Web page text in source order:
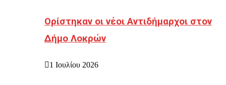
Ορίστηκαν οι νέοι Αντιδήμαρχοι στον
Δήμο Λοκρών
1 Ιουλίου 2026